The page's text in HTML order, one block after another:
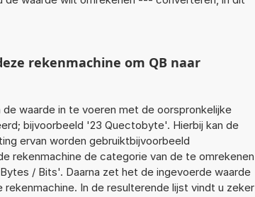
rekenmachine om QB naar
waarde in te voeren met de oorspronkelijke
bijvoorbeeld '23 Quectobyte'. Hierbij kan de
ervan worden gebruiktbijvoorbeeld
rekenmachine de categorie van de te omrekenen
/ Bits'. Daarna zet het de ingevoerde waarde
In de resulterende lijst vindt u zeker